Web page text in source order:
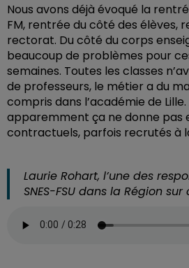
Nous avons déjà évoqué la
FM, rentrée du côté des élèves,
rectorat. Du côté du corps
beaucoup de problèmes pour
semaines. Toutes les classes
de professeurs, le métier a du
compris dans l’académie de
apparemment ça ne donne pas
contractuels, parfois recrutés à
Laurie Rohart, l’une des
SNES-FSU dans la Région